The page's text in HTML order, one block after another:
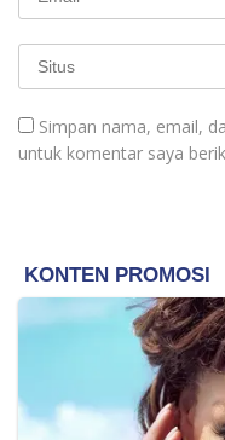
Simpan nama, email,
untuk komentar saya